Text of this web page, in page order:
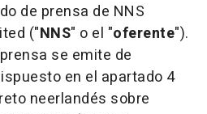
de prensa de NNS
("NNS" o el "oferente").
se emite de
en el apartado 4
neerlandés sobre